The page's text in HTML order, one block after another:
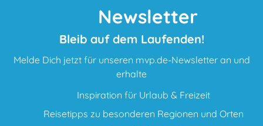
Newsletter
Bleib auf dem Laufenden!
Melde Dich jetzt für unseren mvp.de-Newsletter an und
erhalte
Inspiration für Urlaub & Freizeit
Reisetipps zu besonderen Regionen und Orten